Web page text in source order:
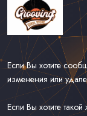
Если Вы хотите
изменения или
Если Вы хотите